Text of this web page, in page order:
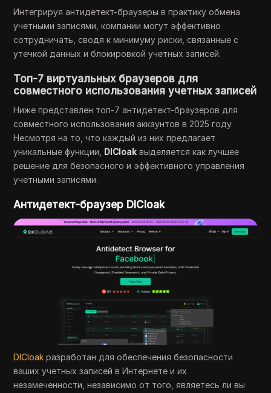
Интегрируя антидетект-браузеры в практику обмена
учетными записями, компании могут эффективно
сотрудничать, сводя к минимуму риски, связанные с
утечкой данных и блокировкой учетных записей.
Топ-7 виртуальных браузеров для
совместного использования учетных записей
Ниже представлен топ-7 антидетект-браузеров для
совместного использования аккаунтов в 2025 году.
Несмотря на то, что каждый из них предлагает
уникальные функции, DICloak выделяется как лучшее
решение для безопасного и эффективного управления
учетными записями.
Антидетект-браузер DICloak
DICloak разработан для обеспечения безопасности
ваших учетных записей в Интернете и их
незамеченности, независимо от того, являетесь ли вы